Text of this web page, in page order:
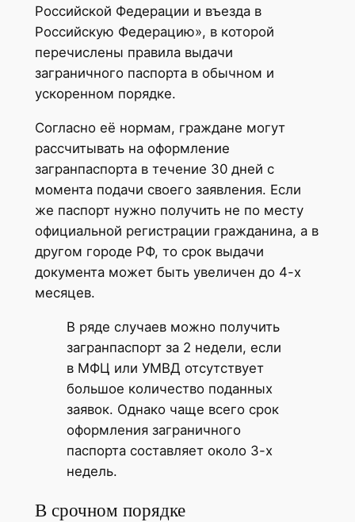
Российской Федерации и въезда в
Российскую Федерацию», в которой
перечислены правила выдачи
заграничного паспорта в обычном и
ускоренном порядке.
Согласно её нормам, граждане могут
рассчитывать на оформление
загранпаспорта в течение 30 дней с
момента подачи своего заявления. Если
же паспорт нужно получить не по месту
официальной регистрации гражданина, а в
другом городе РФ, то срок выдачи
документа может быть увеличен до 4-х
месяцев.
В ряде случаев можно получить
загранпаспорт за 2 недели, если
в МФЦ или УМВД отсутствует
большое количество поданных
заявок. Однако чаще всего срок
оформления заграничного
паспорта составляет около 3-х
недель.
В срочном порядке